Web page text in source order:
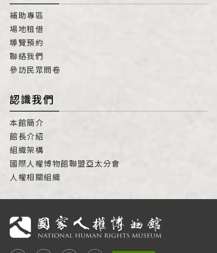
補助專區
場地租借
導覽預約
聯絡我們
參訪民眾問卷
認識我們
本館簡介
館長介紹
組織架構
國際人權博物館聯盟亞太分會
人權相關組織